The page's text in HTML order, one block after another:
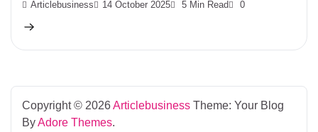
Articlebusiness 14 October 2025 5 Min Read 0
Copyright © 2026Articlebusiness Theme: Your Blog
ByAdore Themes.